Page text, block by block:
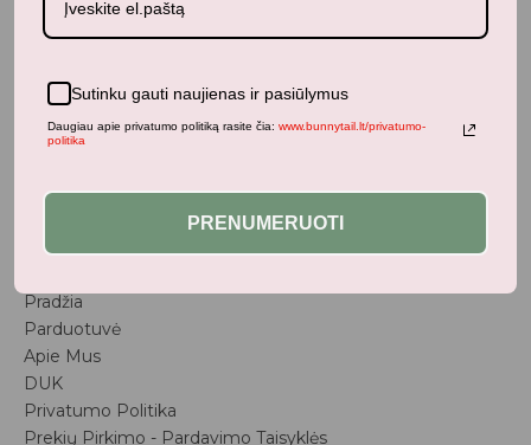
Aksesuarai
Apranga
Pažaiskime
Populiariausi
Vaiko Kambarys
Naujienos
Nuorodos
Pradžia
Parduotuvė
Apie Mus
DUK
Privatumo Politika
Prekių Pirkimo - Pardavimo Taisyklės
Sutinku gauti naujienas ir pasiūlymus
Daugiau apie privatumo politiką rasite čia: www.bunnytail.lt/privatumo-
politika
PRENUMERUOTI